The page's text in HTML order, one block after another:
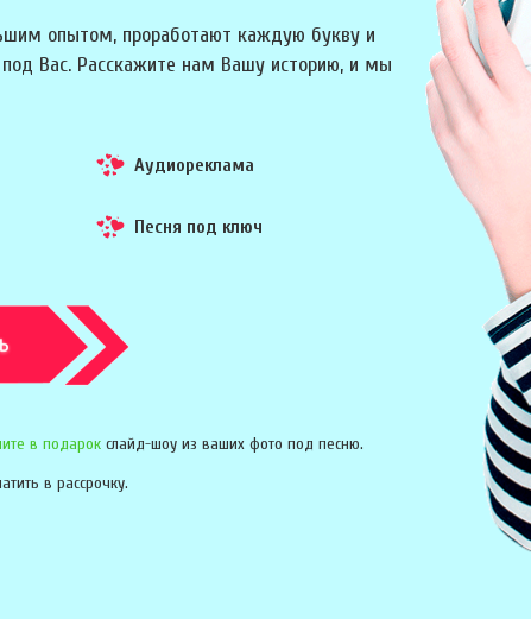
опытом, проработают каждую букву и
Вас. Расскажите нам Вашу историю, и мы
Аудиореклама
Песня под ключ
в подарок слайд-шоу из ваших фото под песню.
в рассрочку.